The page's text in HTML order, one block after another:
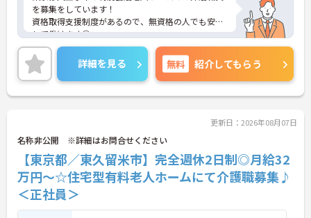
を募集をしています！
資格取得支援制度があるので、無資格の人でも安心
して働けます◎
勤務時間や日数も相談可能なので自分のライフスタ
イルに合わせて働ける職場です♪
ご興味のある方は、面接のポイントをお伝えします
のでご連絡ください！
詳細を見る 無料 紹介してもらう
更新日：2026年08月07日
名称非公開 ※詳細はお問合せください
【東京都／東久留米市】完全週休2日制◎月給32
万円～☆住宅型有料老人ホームにて介護職募集♪
＜正社員＞